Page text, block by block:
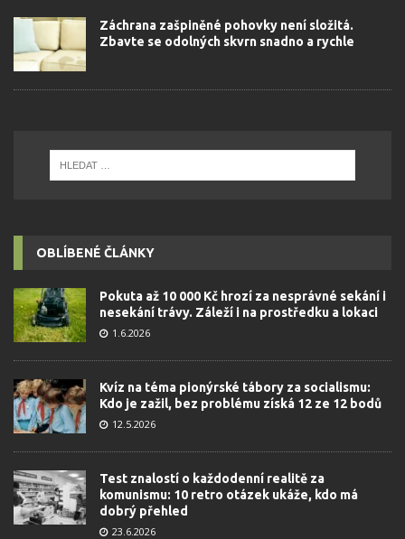
Záchrana zašpiněné pohovky není složitá.
Zbavte se odolných skvrn snadno a rychle
OBLÍBENÉ ČLÁNKY
Pokuta až 10 000 Kč hrozí za nesprávné sekání i
nesekání trávy. Záleží i na prostředku a lokaci
1.6.2026
Kvíz na téma pionýrské tábory za socialismu:
Kdo je zažil, bez problému získá 12 ze 12 bodů
12.5.2026
Test znalostí o každodenní realitě za
komunismu: 10 retro otázek ukáže, kdo má
dobrý přehled
23.6.2026